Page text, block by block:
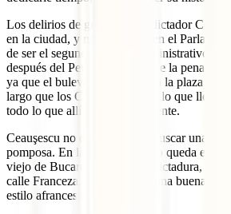
Los delirios de grandeza del dictador
en la ciudad, y no solamente en el
de ser el segundo edificio administrativo
después del Pentágono. Merece la pena
ya que el bulevar que atraviesa la plaza
largo que los Campos Elíseos, lo que llevó
todo lo que allí había previamente.
Ceauşescu no escatimaba en buscar una
pomposa. En la actualidad sólo queda el
viejo de Bucarest antes de la dictadura,
calle Franceza, que conserva una buena
estilo afrancesado.